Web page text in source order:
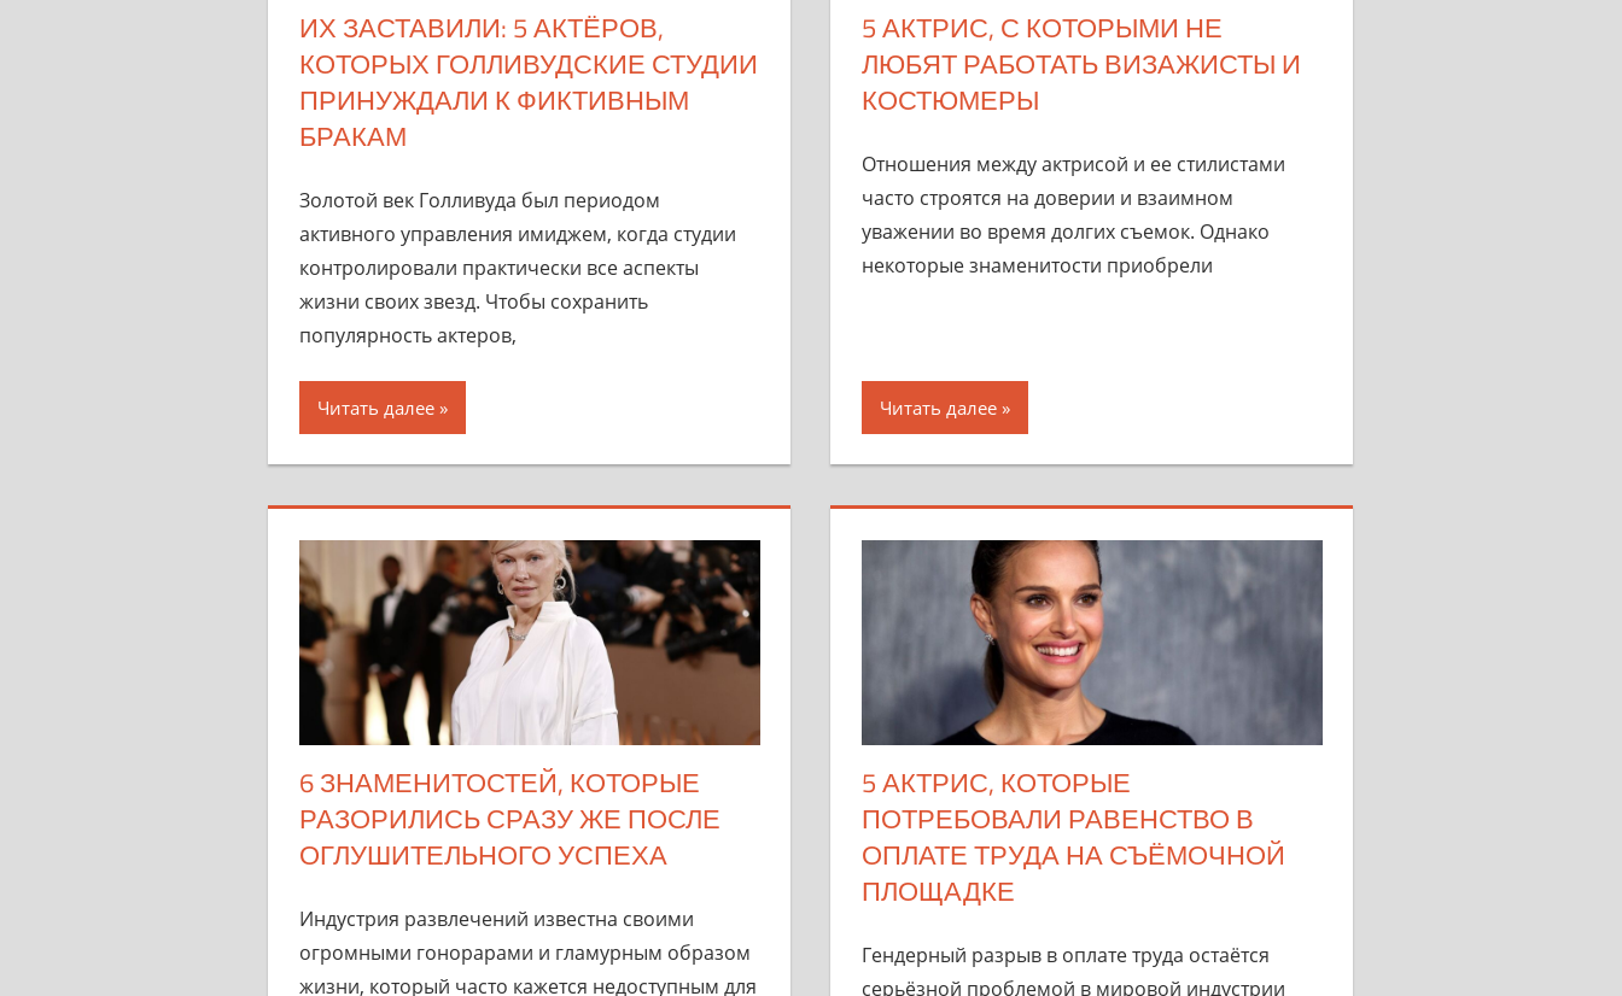
ИХ ЗАСТАВИЛИ: 5 АКТЁРОВ,
КОТОРЫХ ГОЛЛИВУДСКИЕ СТУДИИ
ПРИНУЖДАЛИ К ФИКТИВНЫМ
БРАКАМ
Золотой век Голливуда был периодом
активного управления имиджем, когда студии
контролировали практически все аспекты
жизни своих звезд. Чтобы сохранить
популярность актеров,
Читать далее
5 АКТРИС, С КОТОРЫМИ НЕ
ЛЮБЯТ РАБОТАТЬ ВИЗАЖИСТЫ И
КОСТЮМЕРЫ
Отношения между актрисой и ее стилистами
часто строятся на доверии и взаимном
уважении во время долгих съемок. Однако
некоторые знаменитости приобрели
Читать далее
6 ЗНАМЕНИТОСТЕЙ, КОТОРЫЕ
РАЗОРИЛИСЬ СРАЗУ ЖЕ ПОСЛЕ
ОГЛУШИТЕЛЬНОГО УСПЕХА
Индустрия развлечений известна своими
огромными гонорарами и гламурным образом
жизни, который часто кажется недоступным для
5 АКТРИС, КОТОРЫЕ
ПОТРЕБОВАЛИ РАВЕНСТВО В
ОПЛАТЕ ТРУДА НА СЪЁМОЧНОЙ
ПЛОЩАДКЕ
Гендерный разрыв в оплате труда остаётся
серьёзной проблемой в мировой индустрии